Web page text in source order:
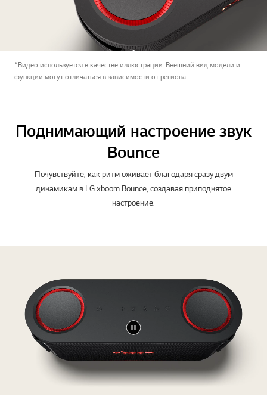
*Видео используется в качестве иллюстрации. Внешний вид модели и
функции могут отличаться в зависимости от региона.
Поднимающий настроение звук
Bounce
Почувствуйте, как ритм оживает благодаря сразу двум
динамикам в LG xboom Bounce, создавая приподнятое
настроение.